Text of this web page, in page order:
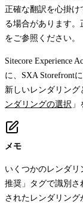
正確な翻訳を心掛
る場合があります
をご参照ください。
Sitecore Experience
に、SXA Storefront
新しいレンダリング
ンダリングの選択
メモ
いくつかのレンダ
推奨」タグで識別
されたレンダリング